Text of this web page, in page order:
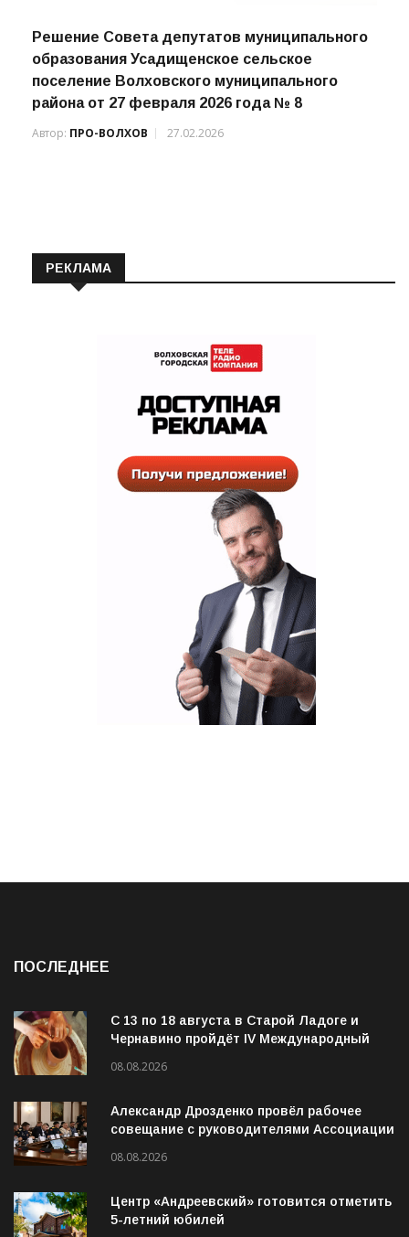
Решение Совета депутатов муниципального
образования Усадищенское сельское
поселение Волховского муниципального
района от 27 февраля 2026 года № 8
Автор: ПРО-ВОЛХОВ 27.02.2026
РЕКЛАМА
ПОСЛЕДНЕЕ
С 13 по 18 августа в Старой Ладоге и
Чернавино пройдёт IV Международный
08.08.2026
Александр Дрозденко провёл рабочее
совещание с руководителями Ассоциации
08.08.2026
Центр «Андреевский» готовится отметить
5-летний юбилей